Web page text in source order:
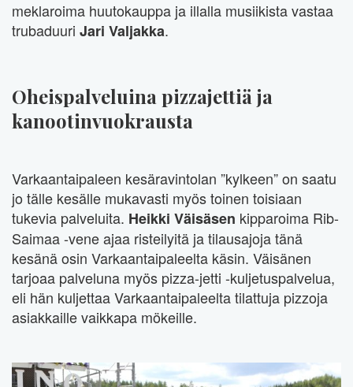
meklaroima huutokauppa ja illalla musiikista vastaa
trubaduuri Jari Valjakka.
Oheispalveluina pizzajettiä ja
kanootinvuokrausta
Varkaantaipaleen kesäravintolan ”kylkeen” on saatu
jo tälle kesälle mukavasti myös toinen toisiaan
tukevia palveluita. Heikki Väisäsen kipparoima Rib-
Saimaa -vene ajaa risteilyitä ja tilausajoja tänä
kesänä osin Varkaantaipaleelta käsin. Väisänen
tarjoaa palveluna myös pizza-jetti -kuljetuspalvelua,
eli hän kuljettaa Varkaantaipaleelta tilattuja pizzoja
asiakkaille vaikkapa mökeille.